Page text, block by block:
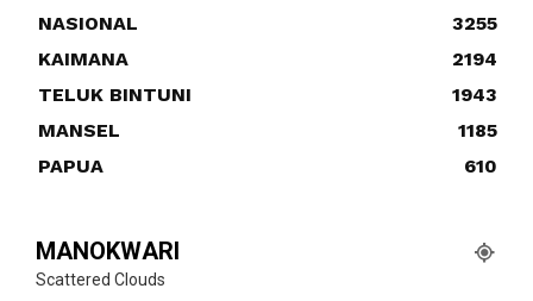
NASIONAL
3255
KAIMANA
2194
TELUK BINTUNI
1943
MANSEL
1185
PAPUA
610
MANOKWARI
Scattered Clouds